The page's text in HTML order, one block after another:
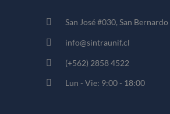
San José #030, San Bernardo
info@sintraunif.cl
(+562) 2858 4522
Lun - Vie: 9:00 - 18:00